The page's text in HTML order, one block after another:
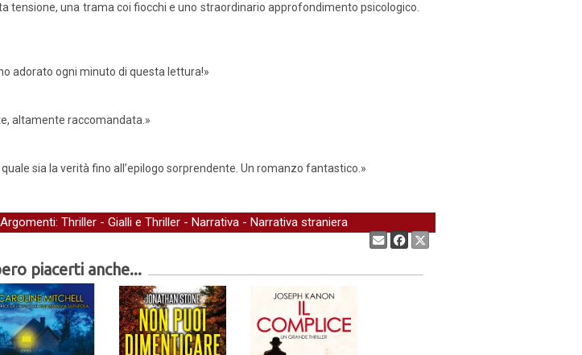
tensione, una trama coi fiocchi e uno straordinario approfondimento psicologico.
adorato ogni minuto di questa lettura!»
altamente raccomandata.»
sia la verità fino all’epilogo sorprendente. Un romanzo fantastico.»
Thriller - Gialli e Thriller - Narrativa - Narrativa straniera
piacerti anche...